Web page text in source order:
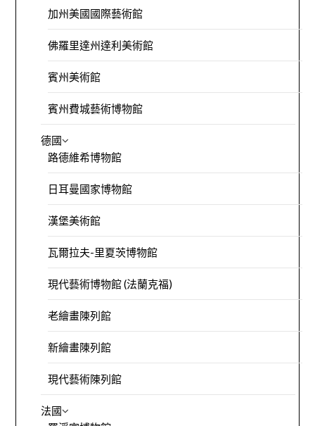
加州美國國際藝術館
佛羅里達州達利美術館
賓州美術館
賓州費城藝術博物館
德國
路德維希博物館
日耳曼國家博物館
漢堡美術館
瓦爾拉夫-里夏茨博物館
現代藝術博物館 (法蘭克福)
老繪畫陳列館
新繪畫陳列館
現代藝術陳列館
法國